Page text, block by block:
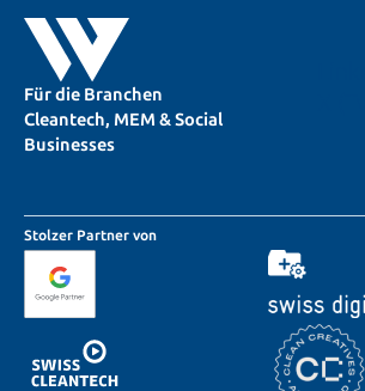
Für die Branchen
Cleantech, MEM & Social
Businesses
Stolzer Partner von